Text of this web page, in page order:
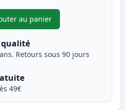
ajuster
au panier
,Pack de 2 Canon CLI-526C
qualité
Retours sous 90 jours
49€